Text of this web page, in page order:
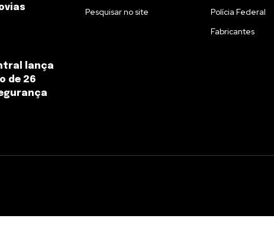
lança
de 26
Pesquisar no site
Polícia Federal
Fabricantes